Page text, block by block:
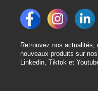
Retrouvez nos
nouveaux produits sur
Linkedin, Tiktok et